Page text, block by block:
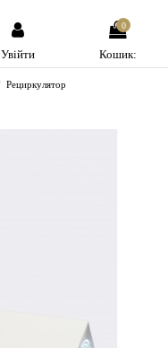
Увійти
0
Кошик:
Рециркулятор